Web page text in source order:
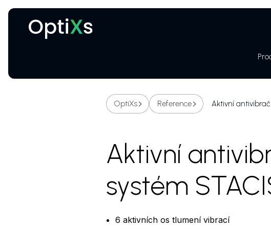
OptiXs Reference Aktivní
Aktivní
systém
6 aktivních os tlumení vibrací